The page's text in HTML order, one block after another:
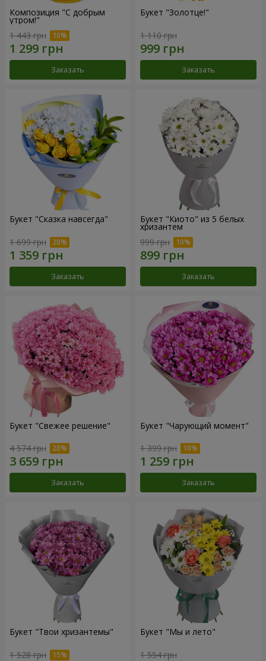
Композиция "С добрым
утром!"
1 443 грн
Заказать
Букет "Золотце!"
1 110 грн
Заказать
Букет "Сказка навсегда"
1 699 грн
Заказать
Букет "Киото" из 5 белых
хризантем
999 грн
Заказать
Букет "Свежее решение"
4 574 грн
Заказать
Букет "Чарующий момент"
1 399 грн
Заказать
Букет "Твои хризантемы"
1 528 грн
Букет "Мы и лето"
1 554 грн